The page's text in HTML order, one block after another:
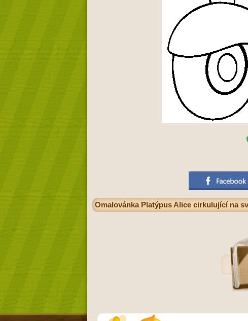
Omalovánka Platýpus Alice cirkulující na